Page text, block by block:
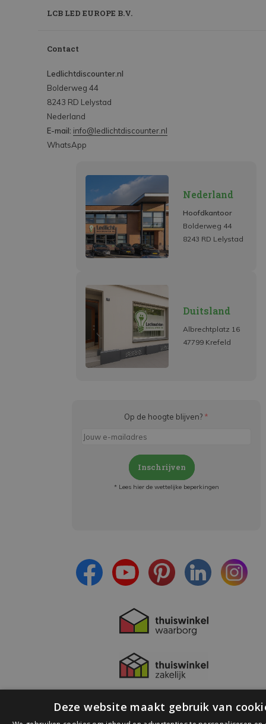
LCB LED EUROPE B.V.
Contact
Ledlichtdiscounter.nl
Bolderweg 44
8243 RD Lelystad
Nederland
E-mail: info@ledlichtdiscounter.nl
WhatsApp
Nederland
Hoofdkantoor
Bolderweg 44
8243 RD Lelystad
Duitsland
Albrechtplatz 16
47799 Krefeld
Op de hoogte blijven? *
Inschrijven
* Lees hier de wettelijke beperkingen
Deze website maakt gebruik van